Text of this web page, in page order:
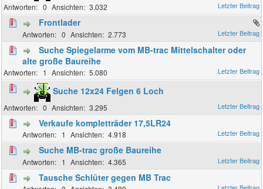
0 3.032
Frontlader
0 2.773
Suche Spiegelarme vom MB-trac Mittelschalter oder
alte große Baureihe
1 5.080
Suche 12x24 Felgen 6 Loch
0 3.295
Verkaufe kompletträder 17,5LR24
1 4.918
Suche MB-trac große Baureihe
1 4.365
Tausche Schlüter gegen MB Trac